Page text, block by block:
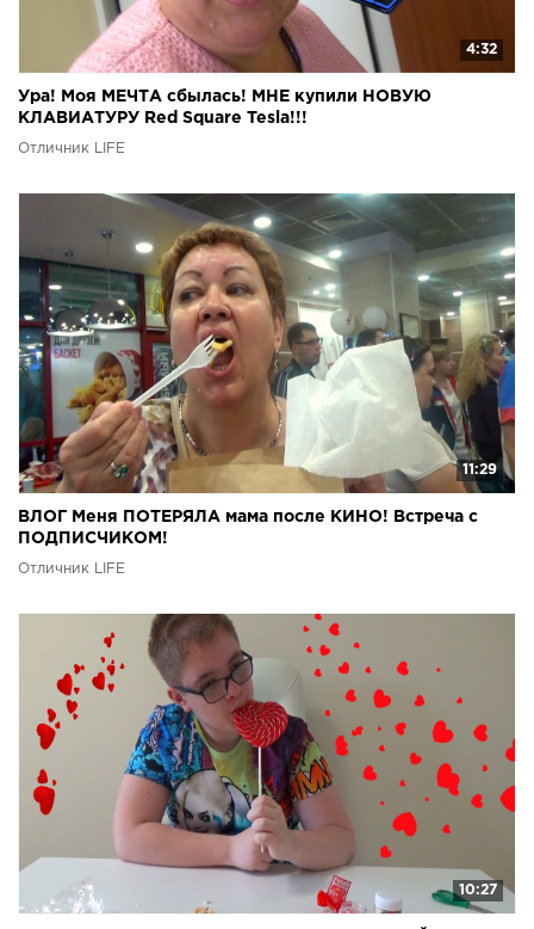
4:32
Ура! Моя МЕЧТА сбылась! МНЕ купили НОВУЮ
КЛАВИАТУРУ Red Square Tesla!!!
Отличник LIFE
11:29
ВЛОГ Меня ПОТЕРЯЛА мама после КИНО! Встреча с
ПОДПИСЧИКОМ!
Отличник LIFE
10:27